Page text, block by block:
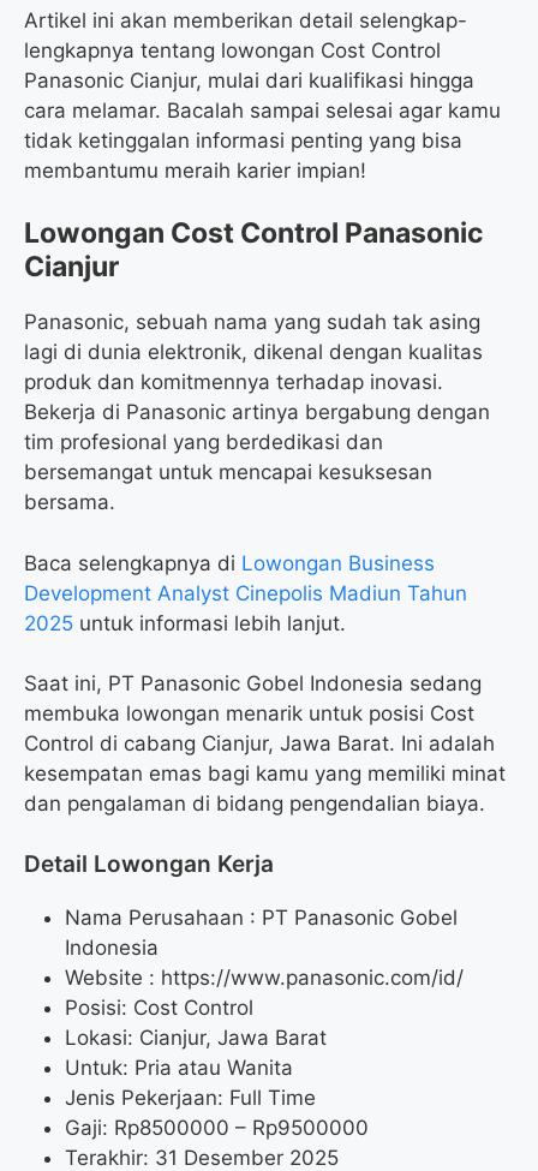
Artikel ini akan memberikan detail selengkap-
lengkapnya tentang lowongan Cost Control
Panasonic Cianjur, mulai dari kualifikasi hingga
cara melamar. Bacalah sampai selesai agar kamu
tidak ketinggalan informasi penting yang bisa
membantumu meraih karier impian!
Lowongan Cost Control Panasonic
Cianjur
Panasonic, sebuah nama yang sudah tak asing
lagi di dunia elektronik, dikenal dengan kualitas
produk dan komitmennya terhadap inovasi.
Bekerja di Panasonic artinya bergabung dengan
tim profesional yang berdedikasi dan
bersemangat untuk mencapai kesuksesan
bersama.
Baca selengkapnya di Lowongan Business
Development Analyst Cinepolis Madiun Tahun
2025 untuk informasi lebih lanjut.
Saat ini, PT Panasonic Gobel Indonesia sedang
membuka lowongan menarik untuk posisi Cost
Control di cabang Cianjur, Jawa Barat. Ini adalah
kesempatan emas bagi kamu yang memiliki minat
dan pengalaman di bidang pengendalian biaya.
Detail Lowongan Kerja
Nama Perusahaan : PT Panasonic Gobel
Indonesia
Website : https://www.panasonic.com/id/
Posisi: Cost Control
Lokasi: Cianjur, Jawa Barat
Untuk: Pria atau Wanita
Jenis Pekerjaan: Full Time
Gaji: Rp8500000 – Rp9500000
Terakhir: 31 Desember 2025